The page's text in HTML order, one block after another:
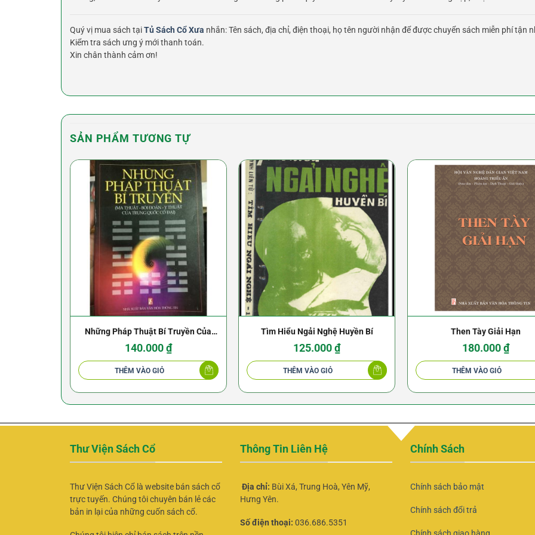
Quý vị mua sách tạiTủ Sách Cổ Xưa nhắn: Tên sách, địa chỉ, điện thoại, họ tên người nhận để được chuyển sách miễn phí tận
Kiểm tra sách ưng ý mới thanh toán.
Xin chân thành cảm ơn!
SẢN PHẨM TƯƠNG TỰ
Những Pháp Thuật Bí Truyền Của
Trung Quốc Cổ Đại – Trần Đỉnh
140.000₫
THÊM VÀO GIỎ
Tìm Hiểu Ngải Nghệ Huyền Bí
125.000₫
THÊM VÀO GIỎ
Then Tày Giải Hạn
180.000₫
THÊM VÀO GIỎ
Thư Viện Sách Cổ
Thư Viện Sách Cổ là website bán sách cổ
trực tuyến. Chúng tôi chuyên bán lẻ các
bản in lại của những cuốn sách cổ.
Thông Tin Liên Hệ
Địa chỉ: Bùi Xá, Trung Hoà, Yên Mỹ,
Hưng Yên.
Số điện thoại: 036.686.5351
Chính Sách
Chính sách bảo mật
Chính sách đổi trả